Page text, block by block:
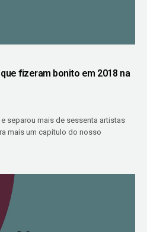
fizeram bonito em 2018 na
separou mais de sessenta artistas
mais um capítulo do nosso